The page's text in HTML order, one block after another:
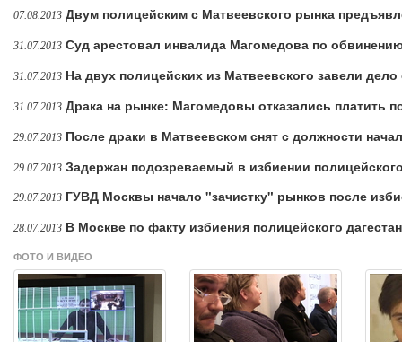
07.08.2013 Двум полицейским с Матвеевского рынка
31.07.2013 Суд арестовал инвалида Магомедова по
31.07.2013 На двух полицейских из Матвеевского завели
31.07.2013 Драка на рынке: Магомедовы отказались платить
29.07.2013 После драки в Матвеевском снят с должности
29.07.2013 Задержан подозреваемый в избиении
29.07.2013 ГУВД Москвы начало "зачистку" рынков после
28.07.2013 В Москве по факту избиения полицейского
ФОТО И ВИДЕО